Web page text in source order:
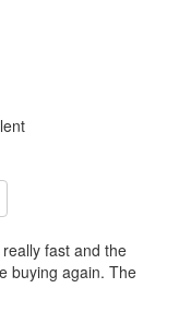
fast and the
buying again. The